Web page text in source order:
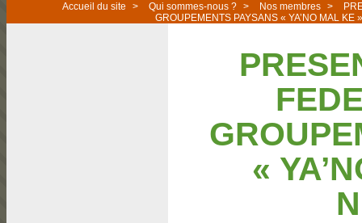
Accueil du site > Qui sommes-nous ? > Nos membres >
GROUPEMENTS PAYSANS « YA’NO MAL KE
«